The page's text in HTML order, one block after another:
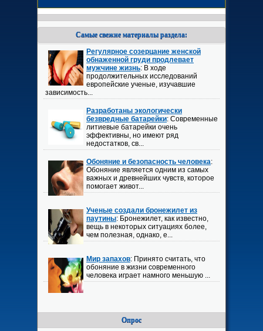
Самые свежие материалы раздела:
Регулярное созерцание женской
обнаженной груди продлевает
мужчине жизнь: В ходе
продолжительных исследований
европейские ученые, изучавшие
зависимость...
Разработаны экологически
безвредные батарейки: Современные
литиевые батарейки очень
эффективны, но имеют ряд
недостатков, св...
Обоняние и безопасность человека:
Обоняние является одним из самых
важных и древнейших чувств, которое
помогает живот...
Ученые создали бронежилет из
паутины: Бронежилет, как известно,
вещь в некоторых ситуациях более,
чем полезная, однако, е...
Мир запахов: Принято считать, что
обоняние в жизни современного
человека играет намного меньшую ...
Опрос